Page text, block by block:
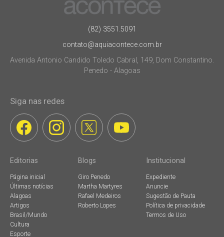
(82) 3551.5091
contato@aquiacontece.com.br
Avenida Antonio Candido Toledo Cabral, 149, Dom Constantino.
Penedo - Alagoas
Siga nas redes
Editorias
Página inicial
Últimas notícias
Alagoas
Artigos
Brasil/Mundo
Cultura
Esporte
Blogs
Giro Penedo
Martha Martyres
Rafael Medeiros
Roberto Lopes
Institucional
Expediente
Anuncie
Sugestão de Pauta
Política de privacidade
Termos de Uso